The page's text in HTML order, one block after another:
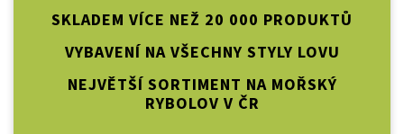
SKLADEM VÍCE NEŽ 20 000 PRODUKTŮ
VYBAVENÍ NA VŠECHNY STYLY LOVU
NEJVĚTŠÍ SORTIMENT NA MOŘSKÝ
RYBOLOV V ČR